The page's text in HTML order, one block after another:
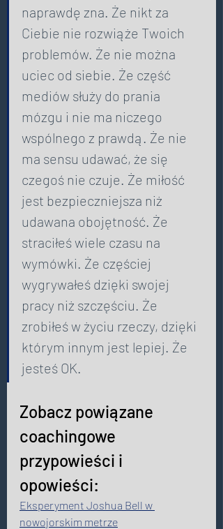
naprawdę zna. Że nikt za
Ciebie nie rozwiąże Twoich
problemów. Że nie można
uciec od siebie. Że część
mediów służy do prania
mózgu i nie ma niczego
wspólnego z prawdą. Że nie
ma sensu udawać, że się
czegoś nie czuje. Że miłość
jest bezpieczniejsza niż
udawana obojętność. Że
straciłeś wiele czasu na
wymówki. Że częściej
wygrywałeś dzięki swojej
pracy niż szczęściu. Że
zrobiłeś w życiu rzeczy, dzięki
którym innym jest lepiej. Że
jesteś OK.
Zobacz powiązane
coachingowe
przypowieści i
opowieści:
Eksperyment Joshua Bell w
nowojorskim metrze